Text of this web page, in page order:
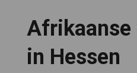
Afrikaanse
in Hessen